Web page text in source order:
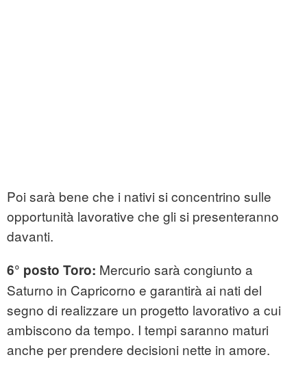
Poi sarà bene che i nativi si concentrino sulle
opportunità lavorative che gli si presenteranno
davanti.
6° posto Toro: Mercurio sarà congiunto a
Saturno in Capricorno e garantirà ai nati del
segno di realizzare un progetto lavorativo a cui
ambiscono da tempo. I tempi saranno maturi
anche per prendere decisioni nette in amore.